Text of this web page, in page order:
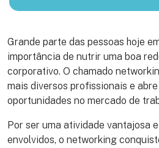
Grande parte das pessoas hoje
importância de nutrir uma boa
corporativo. O chamado
mais diversos profissionais e
oportunidades no mercado de
Por ser uma atividade vantajosa
envolvidos, o networking